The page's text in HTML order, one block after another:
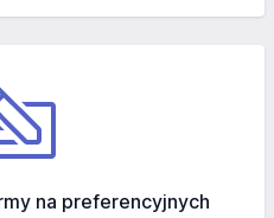
na preferencyjnych